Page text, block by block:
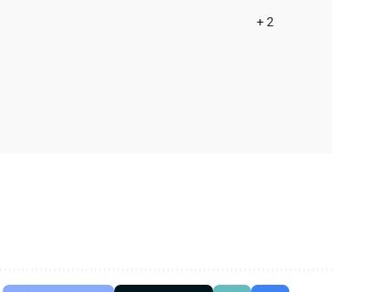
+ 2